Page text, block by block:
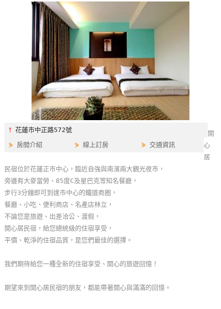
紅
帶
你
玩
玩
地
⫯花蓮市中正路572號
⋟ 房間介紹 ⋟線上訂房 ⋟ 交通資訊
開
心
居
民宿位於花蓮正市中心，臨近自強與南濱兩大觀光夜市，
旁邊有大麥當勞、85度C及星巴克等知名餐廳，
步行3分鐘即可到達市中心的鐵道商圈，
餐廳、小吃、便利商店、名產店林立，
不論您是旅遊、出差洽公、渡假，
開心居民宿，給您總統級的住宿享受，
平價、乾淨的住宿品質，是您們最佳的選擇。
我們期待給您一種全新的住宿享受、開心的旅遊回憶！
期望來到開心居民宿的朋友，都能帶著開心與滿滿的回憶。